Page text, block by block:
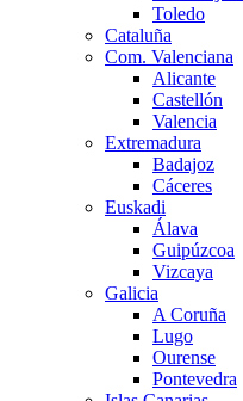
Toledo
Cataluña
Com. Valenciana
Alicante
Castellón
Valencia
Extremadura
Badajoz
Cáceres
Euskadi
Álava
Guipúzcoa
Vizcaya
Galicia
A Coruña
Lugo
Ourense
Pontevedra